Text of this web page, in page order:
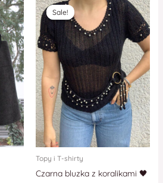
Sale!
Sale!
Topy i T-shirty
Czarna bluzka z koralikami 🖤